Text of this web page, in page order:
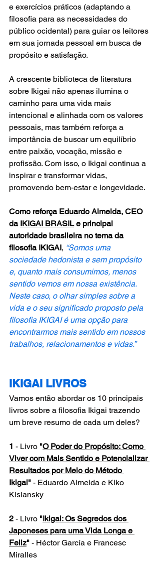
e exercícios práticos (adaptando a
filosofia para as necessidades do
público ocidental) para guiar os leitores
em sua jornada pessoal em busca de
propósito e satisfação.
A crescente biblioteca de literatura
sobre Ikigai não apenas ilumina o
caminho para uma vida mais
intencional e alinhada com os valores
pessoais, mas também reforça a
importância de buscar um equilíbrio
entre paixão, vocação, missão e
profissão. Com isso, o Ikigai continua a
inspirar e transformar vidas,
promovendo bem-estar e longevidade.
Como reforça Eduardo Almeida, CEO
da IKIGAI BRASIL e principal
autoridade brasileira no tema da
filosofia IKIGAI, “Somos uma
sociedade hedonista e sem propósito
e, quanto mais consumimos, menos
sentido vemos em nossa existência.
Neste caso, o olhar simples sobre a
vida e o seu significado proposto pela
filosofia IKIGAI é uma opção para
encontrarmos mais sentido em nossos
trabalhos, relacionamentos e vidas.”
IKIGAI LIVROS
Vamos então abordar os 10 principais
livros sobre a filosofia Ikigai trazendo
um breve resumo de cada um deles?
1 - Livro "O Poder do Propósito: Como
Viver com Mais Sentido e Potencializar
Resultados por Meio do Método
Ikigai" - Eduardo Almeida e Kiko
Kislansky
2 - Livro "Ikigai: Os Segredos dos
Japoneses para uma Vida Longa e
Feliz" - Héctor García e Francesc
Miralles